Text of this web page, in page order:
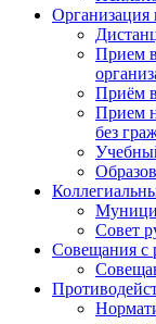
Организация
Прием
Приём
Прием
без
Совет
Совещания с